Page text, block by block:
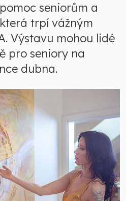
seniorům a
trpí vážným
Výstavu mohou lidé
pro seniory na
dubna.